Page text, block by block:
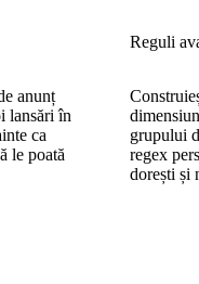
anunț
lansări în
ca
le poată
Reguli
grupului
regex
dorești și